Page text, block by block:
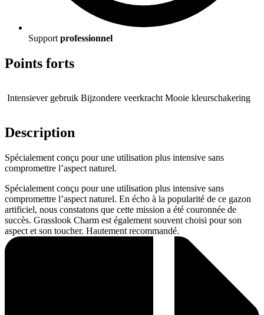
Support professionnel
Points forts
Intensiever gebruik Bijzondere veerkracht Mooie kleurschakering
Description
Spécialement conçu pour une utilisation plus intensive sans
compromettre l’aspect naturel.
Spécialement conçu pour une utilisation plus intensive sans
compromettre l’aspect naturel. En écho à la popularité de ce gazon
artificiel, nous constatons que cette mission a été couronnée de
succès. Grasslook Charm est également souvent choisi pour son
aspect et son toucher. Hautement recommandé.